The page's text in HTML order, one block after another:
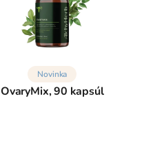
Novinka
OvaryMix, 90 kapsúl